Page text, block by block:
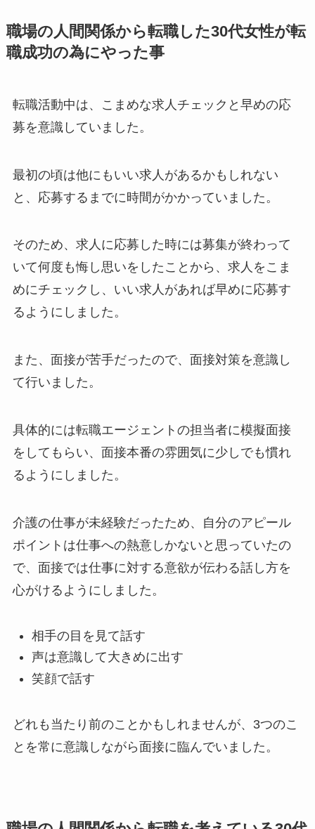
職場の人間関係から転職した30代女性が転
職成功の為にやった事
転職活動中は、こまめな求人チェックと早めの応
募を意識していました。
最初の頃は他にもいい求人があるかもしれない
と、応募するまでに時間がかかっていました。
そのため、求人に応募した時には募集が終わって
いて何度も悔し思いをしたことから、求人をこま
めにチェックし、いい求人があれば早めに応募す
るようにしました。
また、面接が苦手だったので、面接対策を意識し
て行いました。
具体的には転職エージェントの担当者に模擬面接
をしてもらい、面接本番の雰囲気に少しでも慣れ
るようにしました。
介護の仕事が未経験だったため、自分のアピール
ポイントは仕事への熱意しかないと思っていたの
で、面接では仕事に対する意欲が伝わる話し方を
心がけるようにしました。
相手の目を見て話す
声は意識して大きめに出す
笑顔で話す
どれも当たり前のことかもしれませんが、3つのこ
とを常に意識しながら面接に臨んでいました。